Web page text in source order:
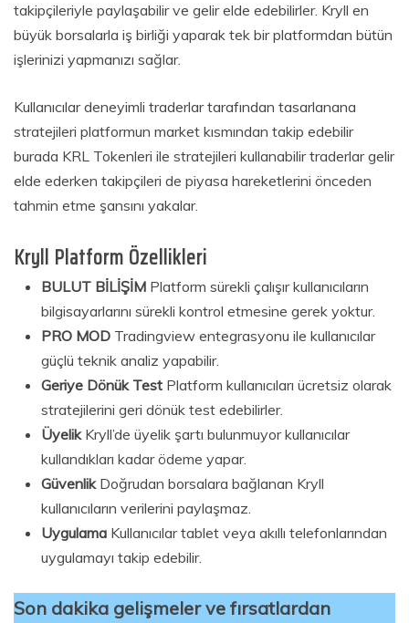
takipçileriyle paylaşabilir ve gelir elde edebilirler. Kryll en
büyük borsalarla iş birliği yaparak tek bir platformdan bütün
işlerinizi yapmanızı sağlar.
Kullanıcılar deneyimli traderlar tarafından tasarlanana
stratejileri platformun market kısmından takip edebilir
burada KRL Tokenleri ile stratejileri kullanabilir traderlar gelir
elde ederken takipçileri de piyasa hareketlerini önceden
tahmin etme şansını yakalar.
Kryll Platform Özellikleri
BULUT BİLİŞİM Platform sürekli çalışır kullanıcıların
bilgisayarlarını sürekli kontrol etmesine gerek yoktur.
PRO MOD Tradingview entegrasyonu ile kullanıcılar
güçlü teknik analiz yapabilir.
Geriye Dönük Test Platform kullanıcıları ücretsiz olarak
stratejilerini geri dönük test edebilirler.
Üyelik Kryll’de üyelik şartı bulunmuyor kullanıcılar
kullandıkları kadar ödeme yapar.
Güvenlik Doğrudan borsalara bağlanan Kryll
kullanıcıların verilerini paylaşmaz.
Uygulama Kullanıcılar tablet veya akıllı telefonlarından
uygulamayı takip edebilir.
Son dakika gelişmeler ve fırsatlardan